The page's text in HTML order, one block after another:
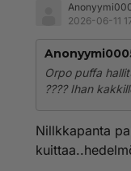
2026-06-11
Orpo puffa
???? Ihan
Nillkkapanta